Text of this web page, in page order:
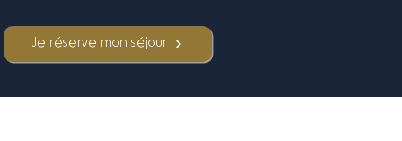
Je réserve mon séjour